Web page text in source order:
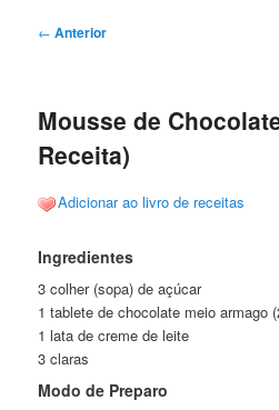
Navegação
← Anterior
Mousse de
Receita)
Adicionar ao livro de receitas
Ingredientes
3 colher (sopa) de açúcar
1 tablete de chocolate meio armago
1 lata de creme de leite
3 claras
Modo de Preparo